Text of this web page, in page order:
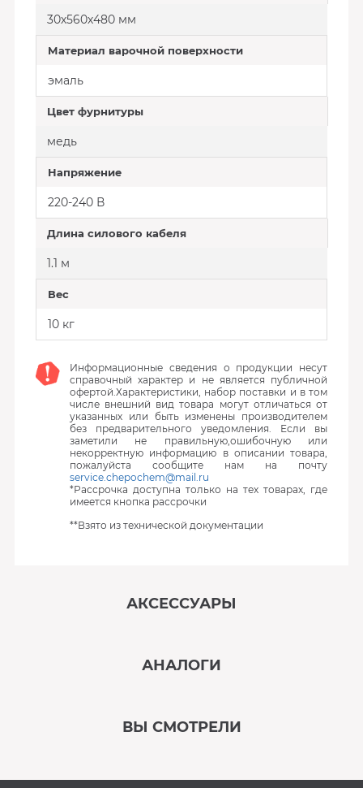
30х560х480 мм
Материал варочной поверхности
эмаль
Цвет фурнитуры
медь
Напряжение
220-240 В
Длина силового кабеля
1.1 м
Вес
10 кг
Информационные сведения о продукции несут
справочный характер и не является публичной
офертой.Характеристики, набор поставки и в том
числе внешний вид товара могут отличаться от
указанных или быть изменены производителем
без предварительного уведомления. Если вы
заметили не правильную,ошибочную или
некорректную информацию в описании товара,
пожалуйста сообщите нам на почту
service.chepochem@mail.ru
*Рассрочка доступна только на тех товарах, где
имеется кнопка рассрочки
**Взято из технической документации
АКСЕССУАРЫ
АНАЛОГИ
ВЫ СМОТРЕЛИ